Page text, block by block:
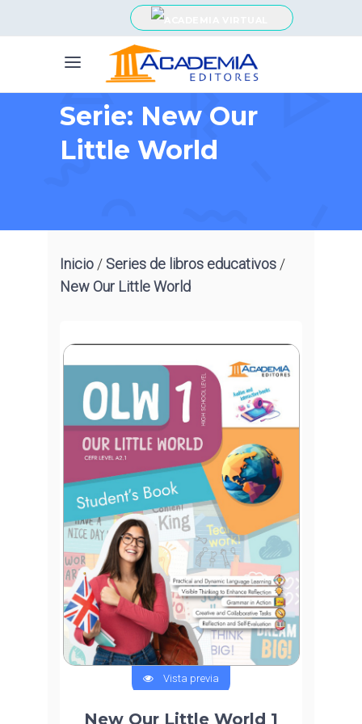
Serie: New Our
Little World
Inicio / Series de libros educativos /
New Our Little World
Vista previa
New Our Little World 1